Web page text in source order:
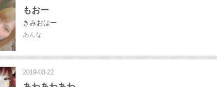
もおー
きみおはー
あんな
2019-03-22